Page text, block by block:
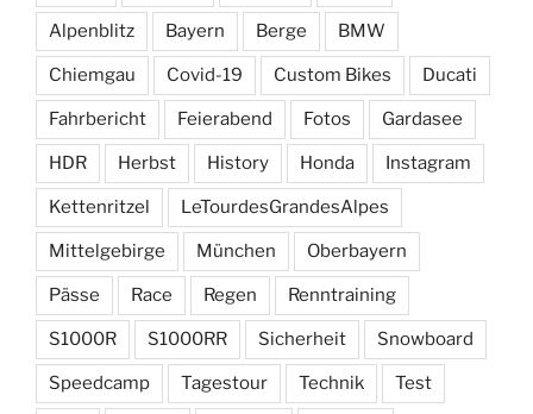
Alpenblitz Bayern Berge BMW
Chiemgau Covid-19 Custom Bikes Ducati
Fahrbericht Feierabend Fotos Gardasee
HDR Herbst History Honda Instagram
Kettenritzel LeTourdesGrandesAlpes
Mittelgebirge München Oberbayern
Pässe Race Regen Renntraining
S1000R S1000RR Sicherheit Snowboard
Speedcamp Tagestour Technik Test